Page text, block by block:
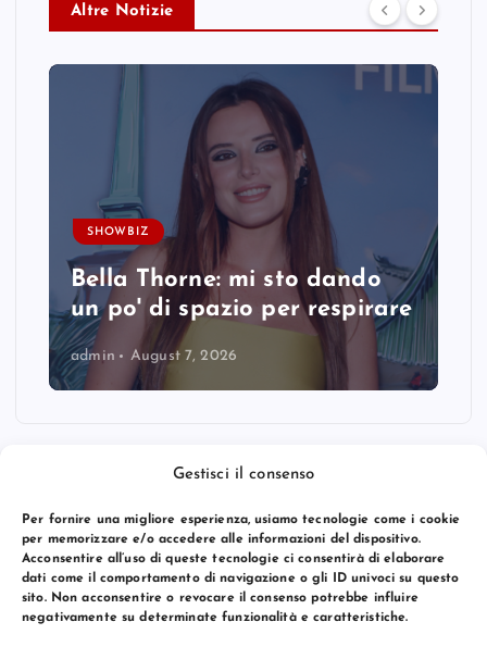
Gestisci il consenso
Per fornire una migliore esperienza, usiamo tecnologie come i cookie
per memorizzare e/o accedere alle informazioni del dispositivo.
Acconsentire all’uso di queste tecnologie ci consentirà di elaborare
dati come il comportamento di navigazione o gli ID univoci su questo
sito. Non acconsentire o revocare il consenso potrebbe influire
negativamente su determinate funzionalità e caratteristiche.
Altre Notizie
SHOWBIZ
Bella Thorne: mi sto dando
un po' di spazio per respirare
admin August 7, 2026